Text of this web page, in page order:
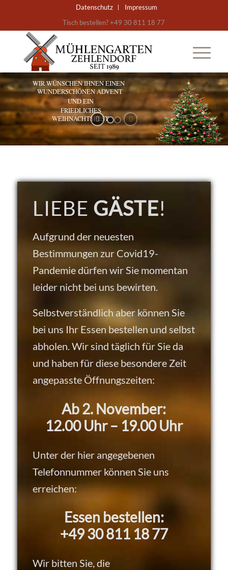
Datenschutz
Impressum
Tisch bestellen? +49 30 811 18 77
WIR WÜNSCHEN IHNEN EINEN
WUNDERSCHÖNEN ADVENT
UND EIN
FRIEDLICHES
WEIHNACHTSFEST
UND BITTE BLEIBEN SIE GESUND!
LIEBE GÄSTE!
Aufgrund der neuesten
Bestimmungen zur Covid19-
Pandemie dürfen wir Sie momentan
leider nicht bei uns bewirten.
Selbstverständlich aber können Sie
bei uns Ihr Essen bestellen und selbst
abholen. Wir sind täglich für Sie da
und haben für diese besondere Zeit
angepasste Öffnungszeiten:
Ab 2. November:
12.00 Uhr – 19.00 Uhr
Unter der hier angegebenen
Telefonnummer können Sie uns
erreichen:
Essen bestellen:
+49 30 811 18 77
Wir bitten Sie, die